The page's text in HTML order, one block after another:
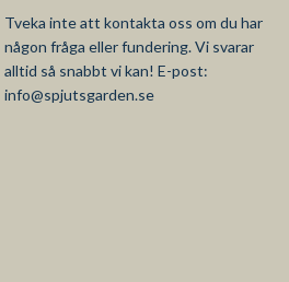
Tveka inte att kontakta oss om du har
någon fråga eller fundering. Vi svarar
alltid så snabbt vi kan! E-post:
info@spjutsgarden.se